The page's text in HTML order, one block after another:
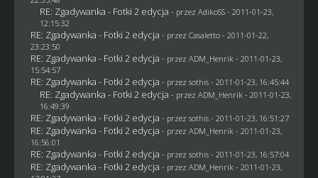
RE: Zgadywanka - Fotki 2 edycja - przez AdikoSS - 2011-01-23,
12:15:32
RE: Zgadywanka - Fotki 2 edycja - przez Casaletto- 2011-01-22,
23:23:50
RE: Zgadywanka - Fotki 2 edycja - przez ADM_Henrik - 2011-01-23,
15:54:57
RE: Zgadywanka - Fotki 2 edycja - przez sothis- 2011-01-23, 16:45:44
RE: Zgadywanka - Fotki 2 edycja - przez ADM_Henrik - 2011-01-23,
16:49:39
RE: Zgadywanka - Fotki 2 edycja - przez sothis- 2011-01-23, 16:51:27
RE: Zgadywanka - Fotki 2 edycja - przez ADM_Henrik - 2011-01-23,
16:56:01
RE: Zgadywanka - Fotki 2 edycja - przez sothis- 2011-01-23, 16:57:04
RE: Zgadywanka - Fotki 2 edycja - przez ADM_Henrik - 2011-01-23,